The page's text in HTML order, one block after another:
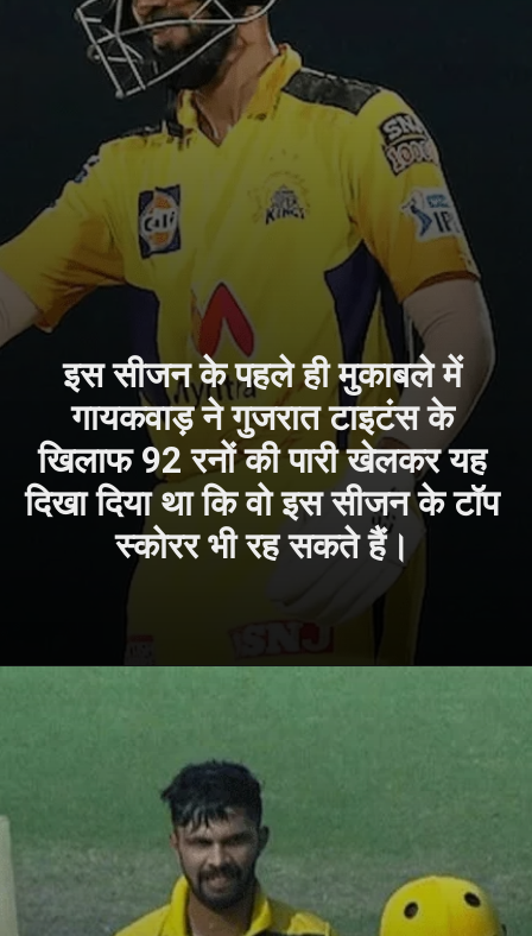
इस सीजन के पहले ही मुकाबले में
गायकवाड़ ने गुजरात टाइटंस के
खिलाफ 92 रनों की पारी खेलकर यह
दिखा दिया था कि वो इस सीजन के टॉप
स्कोरर भी रह सकते हैं।